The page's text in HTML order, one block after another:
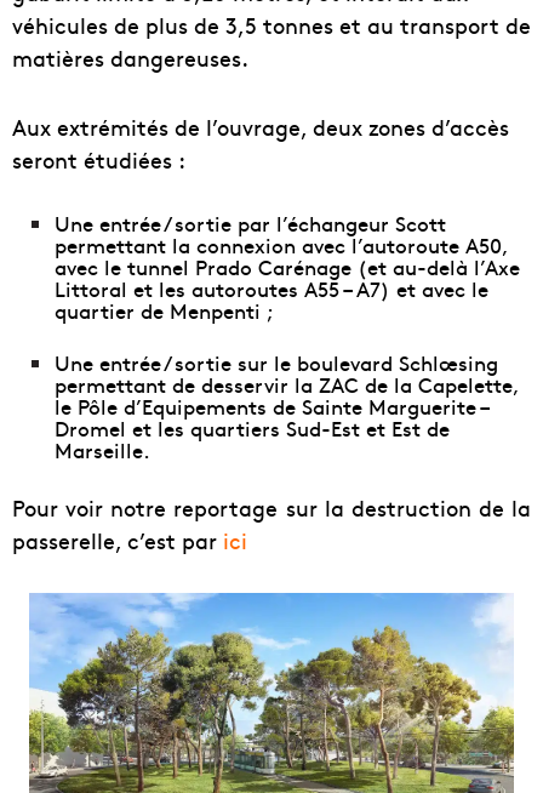
véhicules de plus de 3,5 tonnes et au transport de
matières dangereuses.
Aux extrémités de l’ouvrage, deux zones d’accès
seront étudiées :
Une entrée / sortie par l’échangeur Scott
permettant la connexion avec l’autoroute A50,
avec le tunnel Prado Carénage (et au-delà l’Axe
Littoral et les autoroutes A55 – A7) et avec le
quartier de Menpenti ;
Une entrée / sortie sur le boulevard Schlœsing
permettant de desservir la ZAC de la Capelette,
le Pôle d’Equipements de Sainte Marguerite –
Dromel et les quartiers Sud-Est et Est de
Marseille.
Pour voir notre reportage sur la destruction de la
passerelle, c’est par ici